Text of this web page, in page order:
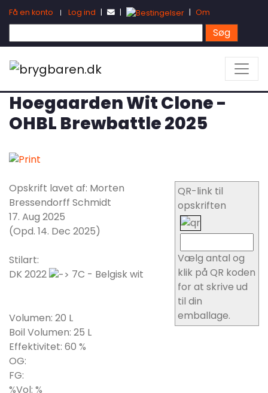
Få en konto | Log ind | | | Om
Hoegaarden Wit Clone -
OHBL Brewbattle 2025
QR-link til
opskriften
Vælg antal og
klik på QR koden
for at skrive ud
til din
emballage.
Opskrift lavet af: Morten
Bressendorff Schmidt
17. Aug 2025
(Opd. 14. Dec 2025)
Stilart:
DK 2022
7C - Belgisk wit
Volumen: 20 L
Boil Volumen: 25 L
Effektivitet: 60 %
OG:
FG:
%Vol: %